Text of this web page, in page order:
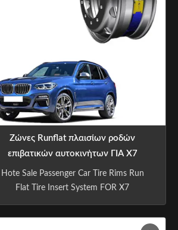
Ζώνες Runflat πλαισίων ροδών
επιβατικών αυτοκινήτων ΓΙΑ X7
255/55R20 R20 20INCH
Hote Sale Passenger Car Tire Rims Run
Flat Tire Insert System FOR X7
Description Part Name Tire Emergency